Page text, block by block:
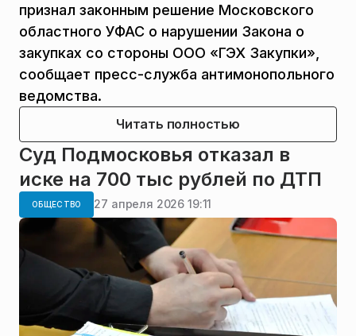
признал законным решение Московского
областного УФАС о нарушении Закона о
закупках со стороны ООО «ГЭХ Закупки»,
сообщает пресс-служба антимонопольного
ведомства.
Читать полностью
Суд Подмосковья отказал в
иске на 700 тыс рублей по ДТП
ОБЩЕСТВО 27 апреля 2026 19:11